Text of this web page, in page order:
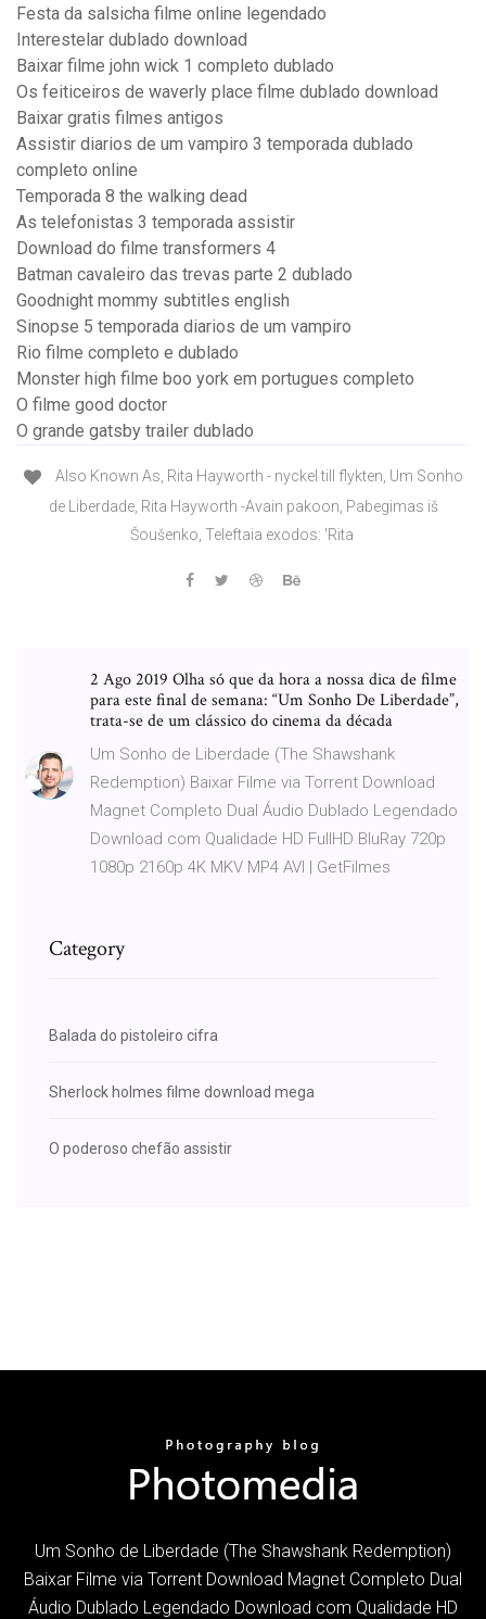
Festa da salsicha filme online legendado
Interestelar dublado download
Baixar filme john wick 1 completo dublado
Os feiticeiros de waverly place filme dublado download
Baixar gratis filmes antigos
Assistir diarios de um vampiro 3 temporada dublado
completo online
Temporada 8 the walking dead
As telefonistas 3 temporada assistir
Download do filme transformers 4
Batman cavaleiro das trevas parte 2 dublado
Goodnight mommy subtitles english
Sinopse 5 temporada diarios de um vampiro
Rio filme completo e dublado
Monster high filme boo york em portugues completo
O filme good doctor
O grande gatsby trailer dublado
Also Known As, Rita Hayworth - nyckel till flykten, Um Sonho
de Liberdade, Rita Hayworth -Avain pakoon, Pabegimas iš
Šoušenko, Teleftaia exodos: 'Rita
2 Ago 2019 Olha só que da hora a nossa dica de filme
para este final de semana: “Um Sonho De Liberdade”,
trata-se de um clássico do cinema da década
Um Sonho de Liberdade (The Shawshank
Redemption) Baixar Filme via Torrent Download
Magnet Completo Dual Áudio Dublado Legendado
Download com Qualidade HD FullHD BluRay 720p
1080p 2160p 4K MKV MP4 AVI | GetFilmes
Category
Balada do pistoleiro cifra
Sherlock holmes filme download mega
O poderoso chefão assistir
Um Sonho de Liberdade (The Shawshank Redemption)
Baixar Filme via Torrent Download Magnet Completo Dual
Áudio Dublado Legendado Download com Qualidade HD